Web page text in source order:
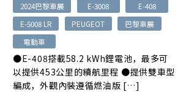
2024巴黎車展 E-3008
E-408
E-5008 LR
PEUGEOT
巴黎車展
電動車
●E-408搭載58.2 kWh鋰電池，最多可
以提供453公里的續航里程 ●提供雙車型
編成，外觀內裝遵循燃油版 […]